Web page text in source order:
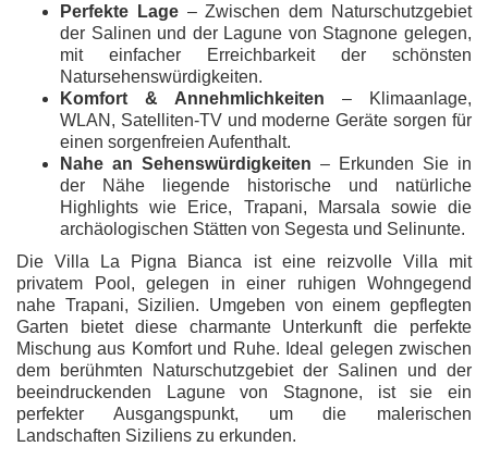
Perfekte Lage– Zwischen dem Naturschutzgebiet
der Salinen und der Lagune von Stagnone gelegen,
mit einfacher Erreichbarkeit der schönsten
Natursehenswürdigkeiten.
Komfort & Annehmlichkeiten – Klimaanlage,
WLAN, Satelliten-TV und moderne Geräte sorgen für
einen sorgenfreien Aufenthalt.
Nahe an Sehenswürdigkeiten – Erkunden Sie in
der Nähe liegende historische und natürliche
Highlights wie Erice, Trapani, Marsala sowie die
archäologischen Stätten von Segesta und Selinunte.
Die Villa La Pigna Bianca ist eine reizvolle Villa mit
privatem Pool, gelegen in einer ruhigen Wohngegend
nahe Trapani, Sizilien. Umgeben von einem gepflegten
Garten bietet diese charmante Unterkunft die perfekte
Mischung aus Komfort und Ruhe. Ideal gelegen zwischen
dem berühmten Naturschutzgebiet der Salinen und der
beeindruckenden Lagune von Stagnone, ist sie ein
perfekter Ausgangspunkt, um die malerischen
Landschaften Siziliens zu erkunden.